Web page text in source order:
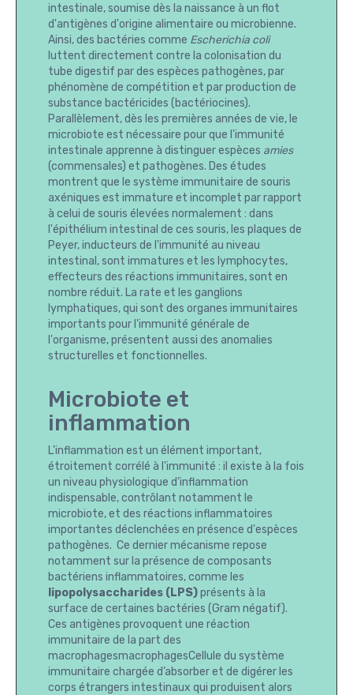
intestinale, soumise dès la naissance à un flot
d'antigènes d'origine alimentaire ou microbienne.
Ainsi, des bactéries comme Escherichia coli
luttent directement contre la colonisation du
tube digestif par des espèces pathogènes, par
phénomène de compétition et par production de
substance bactéricides (bactériocines).
Parallèlement, dès les premières années de vie, le
microbiote est nécessaire pour que l'immunité
intestinale apprenne à distinguer espèces amies
(commensales) et pathogènes. Des études
montrent que le système immunitaire de souris
axéniques est immature et incomplet par rapport
à celui de souris élevées normalement : dans
l'épithélium intestinal de ces souris, les plaques de
Peyer, inducteurs de l'immunité au niveau
intestinal, sont immatures et les lymphocytes,
effecteurs des réactions immunitaires, sont en
nombre réduit. La rate et les ganglions
lymphatiques, qui sont des organes immunitaires
importants pour l'immunité générale de
l'organisme, présentent aussi des anomalies
structurelles et fonctionnelles.
Microbiote et
inflammation
L'inflammation est un élément important,
étroitement corrélé à l'immunité : il existe à la fois
un niveau physiologique d’inflammation
indispensable, contrôlant notamment le
microbiote, et des réactions inflammatoires
importantes déclenchées en présence d'espèces
pathogènes. Ce dernier mécanisme repose
notamment sur la présence de composants
bactériens inflammatoires, comme les
lipopolysaccharides (LPS)présents à la
surface de certaines bactéries (Gram négatif).
Ces antigènes provoquent une réaction
immunitaire de la part des
macrophagesmacrophagesCellule du système
immunitaire chargée d’absorber et de digérer les
corps étrangers intestinaux qui produisent alors